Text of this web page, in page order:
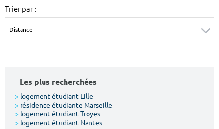
€ €
Surface min Surface max
Type de location
Trier par :
Les plus recherchées
> logement étudiant Lille
> résidence étudiante Marseille
> logement étudiant Troyes
> logement étudiant Nantes